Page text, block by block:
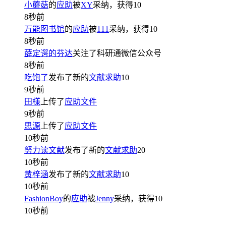
小蘑菇的应助被XY采纳，获得10
8秒前
万能图书馆的应助被111 采纳，获得10
8秒前
薛定谔的芬达关注了科研通微信公众号
8秒前
吃饱了发布了新的文献求助10
9秒前
田様 上传了应助文件
9秒前
思源 上传了应助文件
10秒前
努力读文献发布了新的文献求助20
10秒前
黄梓涵发布了新的文献求助10
10秒前
FashionBoy的应助被Jenny采纳，获得10
10秒前